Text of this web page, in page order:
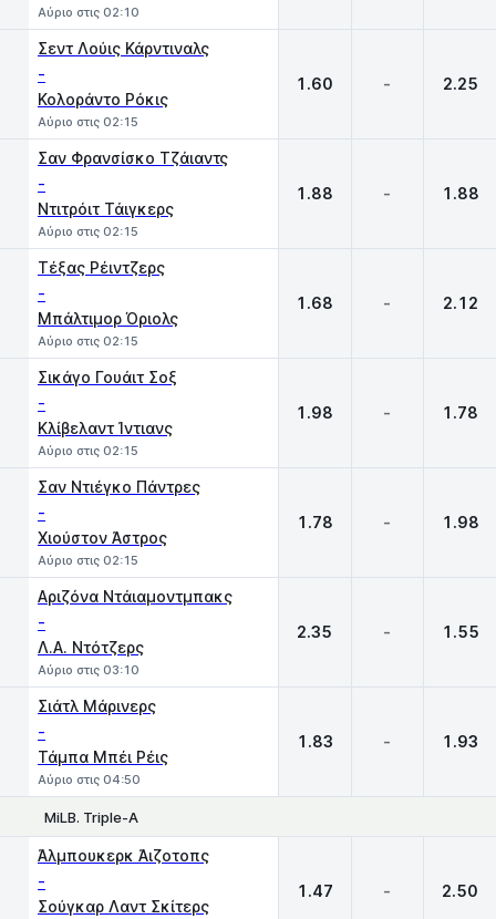
Αύριο στις 02:10
Σεντ Λούις Κάρντιναλς
-
Κολοράντο Ρόκις
Αύριο στις 02:15
1.60 - 2.25
Σαν Φρανσίσκο Τζάιαντς
-
Ντιτρόιτ Τάιγκερς
Αύριο στις 02:15
1.88 - 1.88
Τέξας Ρέιντζερς
-
Μπάλτιμορ Όριολς
Αύριο στις 02:15
1.68 - 2.12
Σικάγο Γουάιτ Σοξ
-
Κλίβελαντ Ίντιανς
Αύριο στις 02:15
1.98 - 1.78
Σαν Ντιέγκο Πάντρες
-
Χιούστον Άστρος
Αύριο στις 02:15
1.78 - 1.98
Αριζόνα Ντάιαμοντμπακς
-
Λ.Α. Ντότζερς
Αύριο στις 03:10
2.35 - 1.55
Σιάτλ Μάρινερς
-
Τάμπα Μπέι Ρέις
Αύριο στις 04:50
1.83 - 1.93
MiLB. Triple-A
Άλμπουκερκ Άιζοτοπς
-
Σούγκαρ Λαντ Σκίτερς
1.47 - 2.50